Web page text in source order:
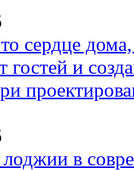
сердце дома,
гостей и
в